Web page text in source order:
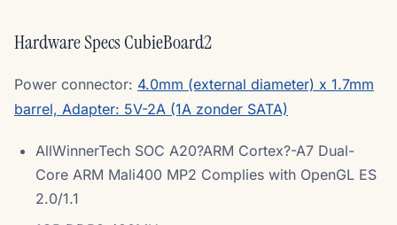
Hardware Specs CubieBoard2
Power connector: 4.0mm (external diameter) x 1.7mm
barrel, Adapter: 5V-2A (1A zonder SATA)
AllWinnerTech SOC A20?ARM Cortex?-A7 Dual-
Core ARM Mali400 MP2 Complies with OpenGL ES
2.0/1.1